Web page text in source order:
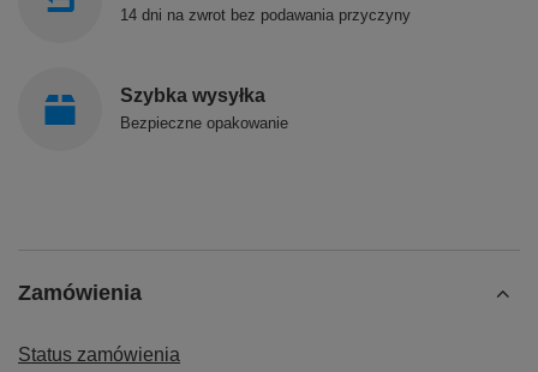
14 dni na zwrot bez podawania przyczyny
Szybka wysyłka
Bezpieczne opakowanie
Zamówienia
Status zamówienia